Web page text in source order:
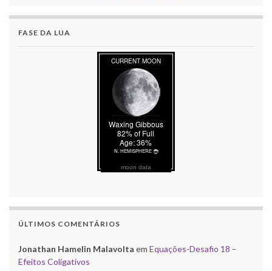
FASE DA LUA
moon data
ÚLTIMOS COMENTÁRIOS
Jonathan Hamelin Malavolta em Equações-Desafio 18 –
Efeitos Coligativos